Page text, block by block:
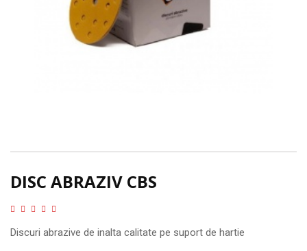
DISC ABRAZIV CBS
Discuri abrazive de inalta calitate pe suport de hartie